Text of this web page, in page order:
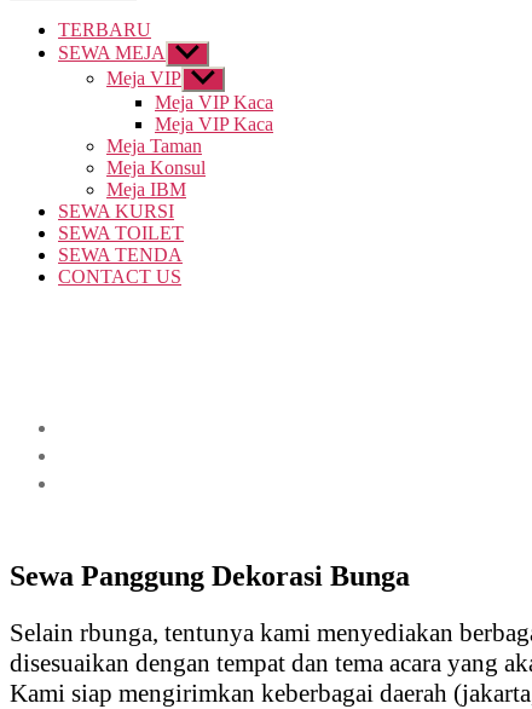
TERBARU
SEWA MEJA
Show
sub
menu
Meja VIP Show
sub
menu
Meja VIP Kaca
Meja VIP Kaca
Meja Taman
Meja Konsul
Meja IBM
SEWA KURSI
SEWA TOILET
SEWA TENDA
CONTACT US
Sewa Panggung Dekorasi Bunga
Selain rbunga, tentunya kami menyediakan
disesuaikan dengan tempat dan tema acara yang
Kami siap mengirimkan keberbagai daerah